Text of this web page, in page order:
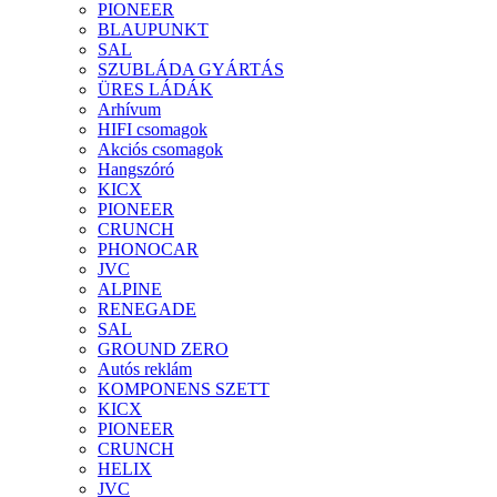
PIONEER
BLAUPUNKT
SAL
SZUBLÁDA GYÁRTÁS
ÜRES LÁDÁK
Arhívum
HIFI csomagok
Akciós csomagok
Hangszóró
KICX
PIONEER
CRUNCH
PHONOCAR
JVC
ALPINE
RENEGADE
SAL
GROUND ZERO
Autós reklám
KOMPONENS SZETT
KICX
PIONEER
CRUNCH
HELIX
JVC